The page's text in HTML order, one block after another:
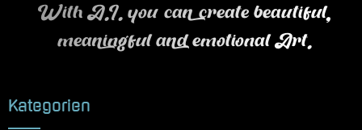
With A.I. you can create beautiful,
meaningful and emotional Art.
Kategorien